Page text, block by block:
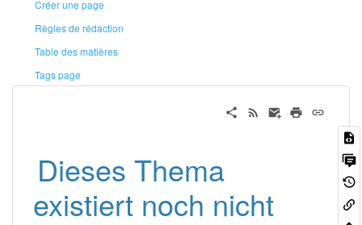
Créer une page
Règles de rédaction
Table des matières
Tags page
Dieses Thema
existiert noch nicht